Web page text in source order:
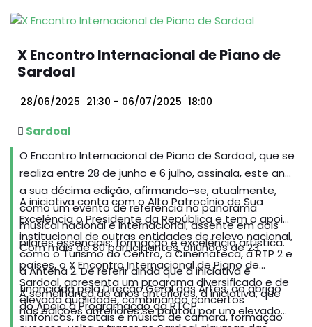
X Encontro Internacional de Piano de
Sardoal
28/06/2025 21:30 - 06/07/2025 18:00
Sardoal
O Encontro Internacional de Piano de Sardoal, que se
realiza entre 28 de junho e 6 julho, assinala, este ano
a sua décima edição, afirmando-se, atualmente,
como um evento de referência no panorama
musical nacional e internacional, assente em dois
pilares essenciais: formação e excelência artística.
A iniciativa conta com o Alto Patrocínio de Sua
Excelência o Presidente da República e tem o apoio
institucional de outras entidades de relevo nacional,
como o Turismo do Centro, a Cinemateca, a RTP 2 e
a Antena 2. De referir ainda que a iniciativa é
financiada pela Direção Geral das Artes, ao abrigo
do Apoio à Programação da RTCP.
Com mais de 80 participantes, oriundos de 23
países, o X Encontro Internacional de Piano de
Sardoal, apresenta um programa diversificado e de
elevada qualidade, combinando concertos
sinfónicos, recitais e música de câmara, formação
À semelhança de anos anteriores, a iniciativa, que
nas edições anteriores se pautou por um elevado